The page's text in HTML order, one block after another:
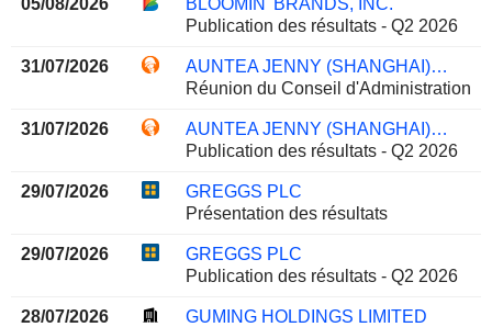
Publication des résultats - Q2 2026
31/07/2026
AUNTEA JENNY (SHANGHAI) INDUSTRIAL CO., LTD.
Réunion du Conseil d'Administration
31/07/2026
AUNTEA JENNY (SHANGHAI) INDUSTRIAL CO., LTD.
Publication des résultats - Q2 2026
29/07/2026
GREGGS PLC
Présentation des résultats
29/07/2026
GREGGS PLC
Publication des résultats - Q2 2026
28/07/2026
GUMING HOLDINGS LIMITED